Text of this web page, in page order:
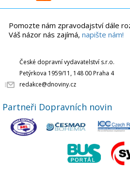
Pomozte nám zpravodajství dále
Váš názor nás zajímá, napište nám!
České dopravní vydavatelství s.r.o.
Petýrkova 1959/11, 148 00 Praha 4
redakce@dnoviny.cz
Partneři Dopravních novin